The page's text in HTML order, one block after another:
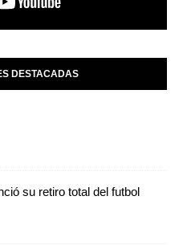
DESTACADAS
su retiro total del futbol